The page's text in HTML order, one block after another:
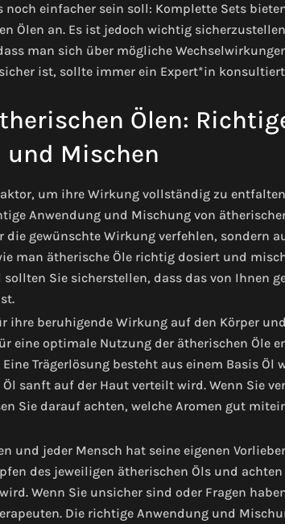
einfacher sein soll: Komplette Sets
Ölen an. Es ist jedoch wichtig
man sich über mögliche
ist, sollte immer ein Expert*in
Ölen:
und Mischen
um ihre Wirkung vollständig zu
Anwendung und Mischung von
gewünschte Wirkung verfehlen, sondern
man ätherische Öle richtig dosiert und
Sie sicherstellen, dass das von Ihnen
ihre beruhigende Wirkung auf den Körper
eine optimale Nutzung der ätherischen Öle
Trägerlösung besteht aus einem Basis Öl
sanft auf der Haut verteilt wird. Wenn Sie
Sie darauf achten, welche Aromen gut
und jeder Mensch hat seine eigenen
des jeweiligen ätherischen Öls und
Wenn Sie unsicher sind oder Fragen
Die richtige Anwendung und